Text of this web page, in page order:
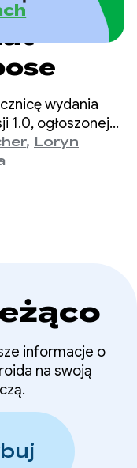
wydania
1.0, ogłoszonej
1.11,
na
, Loryn
informacje o
na swoją